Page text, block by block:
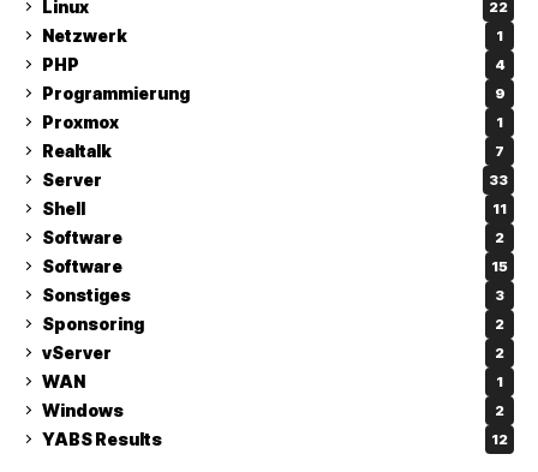
Linux 22
Netzwerk 1
PHP 4
Programmierung 9
Proxmox 1
Realtalk 7
Server 33
Shell 11
Software 2
Software 15
Sonstiges 3
Sponsoring 2
vServer 2
WAN 1
Windows 2
YABS Results 12